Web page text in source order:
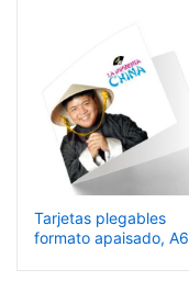
Tarjetas plegables
formato apaisado, A6